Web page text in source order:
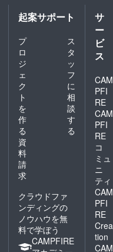
起案サポート
プ
ロ
ジ
ェ
ク
ト
を
作
る
ス
タ
ッ
フ
に
相
談
す
る
資
料
請
求
クラウドファ
ンディングの
ノウハウを無
料で学ぼう
CAMPFIRE
サ
ー
ビ
ス
CAM
PFI
RE
CAM
PFI
RE
コ
ミュ
ニ
ティ
CAM
PFI
RE
Crea
tion
CAM